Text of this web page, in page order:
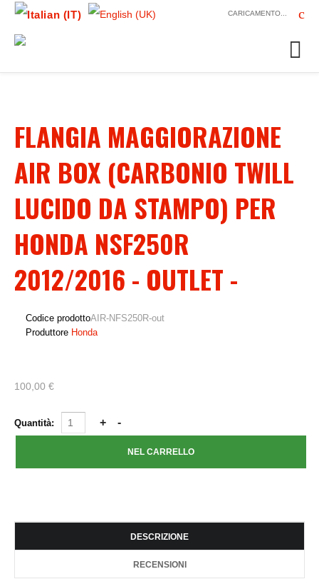
CARICAMENTO...
FLANGIA MAGGIORAZIONE
AIR BOX (CARBONIO TWILL
LUCIDO DA STAMPO) PER
HONDA NSF250R
2012/2016 - OUTLET -
Codice prodottoAIR-NFS250R-out
Produttore Honda
100,00 €
Quantità:
DESCRIZIONE
RECENSIONI